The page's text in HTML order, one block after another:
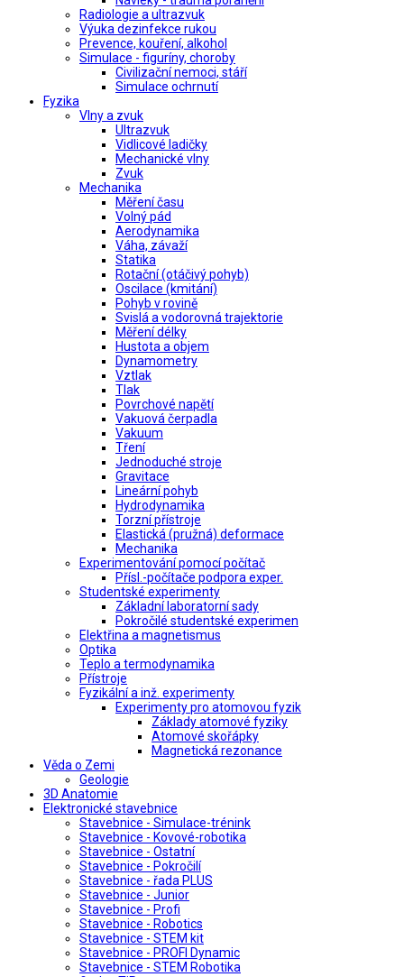
Radiologie a ultrazvuk
Výuka dezinfekce rukou
Prevence, kouření, alkohol
Simulace - figuríny, choroby
Civilizační nemoci, stáří
Simulace ochrnutí
Fyzika
Vlny a zvuk
Ultrazvuk
Vidlicové ladičky
Mechanické vlny
Zvuk
Mechanika
Měření času
Volný pád
Aerodynamika
Váha, závaží
Statika
Rotační (otáčivý pohyb)
Oscilace (kmitání)
Pohyb v rovině
Svislá a vodorovná trajektorie
Měření délky
Hustota a objem
Dynamometry
Vztlak
Tlak
Povrchové napětí
Vakuová čerpadla
Vakuum
Tření
Jednoduché stroje
Gravitace
Lineární pohyb
Hydrodynamika
Torzní přístroje
Elastická (pružná) deformace
Mechanika
Experimentování pomocí počítač
Přísl.-počítače podpora exper.
Studentské experimenty
Základní laboratorní sady
Pokročilé studentské experimen
Elektřina a magnetismus
Optika
Teplo a termodynamika
Přístroje
Fyzikální a inž. experimenty
Experimenty pro atomovou fyzik
Základy atomové fyziky
Atomové skořápky
Magnetická rezonance
Věda o Zemi
Geologie
3D Anatomie
Elektronické stavebnice
Stavebnice - Simulace-trénink
Stavebnice - Kovové-robotika
Stavebnice - Ostatní
Stavebnice - Pokročilí
Stavebnice - řada PLUS
Stavebnice - Junior
Stavebnice - Profi
Stavebnice - Robotics
Stavebnice - STEM kit
Stavebnice - PROFI Dynamic
Stavebnice - STEM Robotika